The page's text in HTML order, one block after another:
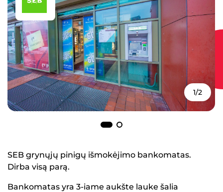
1/2
SEB grynųjų pinigų išmokėjimo bankomatas.
Dirba visą parą.
Bankomatas yra 3-iame aukšte lauke šalia